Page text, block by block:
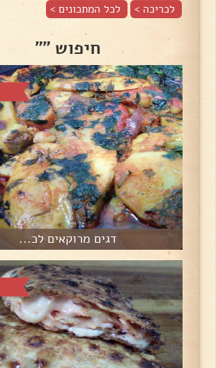
לכריכה > לכל המתכונים >
חיפוש ""
דגים מרוקאים לכ...